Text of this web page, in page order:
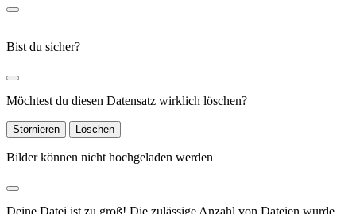
Bist du sicher?
Möchtest du diesen Datensatz wirklich löschen?
Stornieren Löschen
Bilder können nicht hochgeladen werden